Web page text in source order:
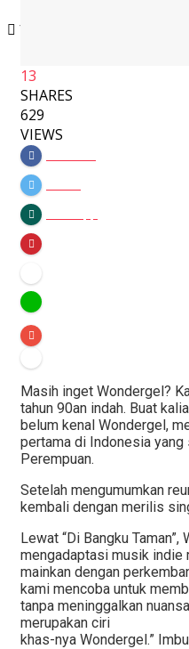
View All Result
13
SHARES
629
VIEWS
Masih inget Wondergel?
tahun 90an indah. Buat
belum kenal Wondergel,
pertama di Indonesia
Perempuan.
Setelah mengumumkan
kembali dengan merilis
Lewat “Di Bangku
mengadaptasi musik indie
mainkan dengan
kami mencoba untuk
tanpa meninggalkan
merupakan ciri
khas-nya Wondergel.”